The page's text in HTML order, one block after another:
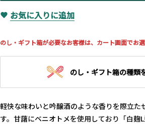
お気に入りに追加
のし・ギフト箱が必要なお客様は、カート画面でお選
のし・ギフト箱の種類
軽快な味わいと吟醸酒のような香りを際立た
す。甘藷にベニオトメを使用しており「白麹